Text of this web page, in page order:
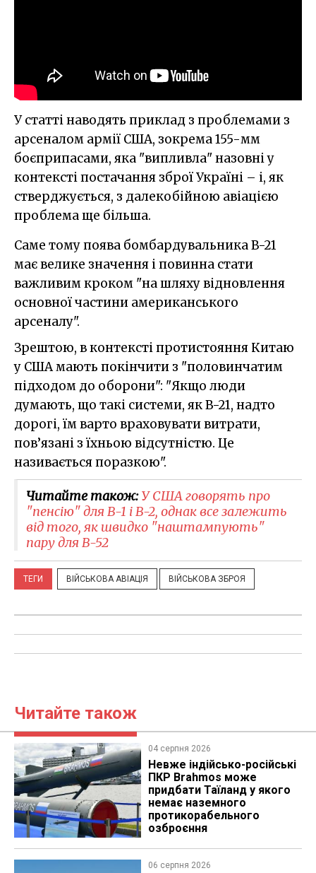
У статті наводять приклад з проблемами з
арсеналом армії США, зокрема 155-мм
боєприпасами, яка "випливла" назовні у
контексті постачання зброї Україні – і, як
стверджується, з далекобійною авіацією
проблема ще більша.
Саме тому поява бомбардувальника B-21
має велике значення і повинна стати
важливим кроком "на шляху відновлення
основної частини американського
арсеналу".
Зрештою, в контексті протистояння Китаю
у США мають покінчити з "половинчатим
підходом до оборони": "Якщо люди
думають, що такі системи, як B-21, надто
дорогі, їм варто враховувати витрати,
пов’язані з їхньою відсутністю. Це
називається поразкою".
Читайте також:У США говорять про
"пенсію" для B-1 і B-2, однак все залежить
від того, як швидко "наштампують"
пару для B-52
ТЕГИ ВІЙСЬКОВА АВІАЦІЯ ВІЙСЬКОВА ЗБРОЯ
Читайте також
04 серпня 2026
Невже індійсько-російські
ПКР Brahmos може
придбати Таїланд у якого
немає наземного
протикорабельного
озброєння
06 серпня 2026